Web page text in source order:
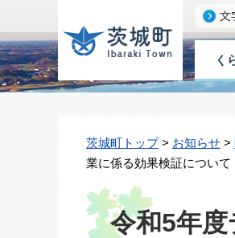
く
茨城町トップ> お知らせ >
業に係る効果検証について
令和5年